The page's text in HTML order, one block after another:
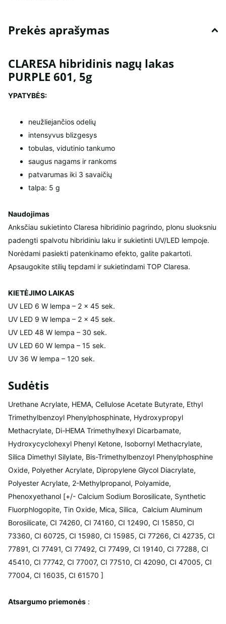
Prekės aprašymas
CLARESA hibridinis nagų lakas
PURPLE 601, 5g
YPATYBĖS:
neužliejančios odelių
intensyvus blizgesys
tobulas, vidutinio tankumo
saugus nagams ir rankoms
patvarumas iki 3 savaičių
talpa: 5 g
Naudojimas
Anksčiau sukietinto Claresa hibridinio pagrindo, plonu sluoksniu
padengti spalvotu hibridiniu laku ir sukietinti UV/LED lempoje.
Norėdami pasiekti patenkinamo efekto, galite pakartoti.
Apsaugokite stilių tepdami ir sukietindami TOP Claresa.
KIETĖJIMO LAIKAS
UV LED 6 W lempa – 2 x 45 sek.
UV LED 9 W lempa – 2 x 45 sek.
UV LED 48 W lempa – 30 sek.
UV LED 60 W lempa – 15 sek.
UV 36 W lempa – 120 sek.
Sudėtis
Urethane Acrylate, HEMA, Cellulose Acetate Butyrate, Ethyl
Trimethylbenzoyl Phenylphosphinate, Hydroxypropyl
Methacrylate, Di-HEMA Trimethylhexyl Dicarbamate,
Hydroxycyclohexyl Phenyl Ketone, Isobornyl Methacrylate,
Silica Dimethyl Silylate, Bis-Trimethylbenzoyl Phenylphosphine
Oxide, Polyether Acrylate, Dipropylene Glycol Diacrylate,
Polyester Acrylate, 2-Methylpropanol, Polyamide,
Phenoxyethanol [+/- Calcium Sodium Borosilicate, Synthetic
Fluorphlogopite, Tin Oxide, Mica, Silica, Calcium Aluminum
Borosilicate, CI 74260, CI 74160, CI 12490, CI 15850, CI
73360, CI 60725, CI 15980, CI 15985, CI 77266, CI 42735, CI
77891, CI 77491, CI 77492, CI 77499, CI 19140, CI 77288, CI
45410, CI 77742, CI 77007, CI 77510, CI 42090, CI 47005, CI
77004, CI 16035, CI 61570 ]
Atsargumo priemonės :